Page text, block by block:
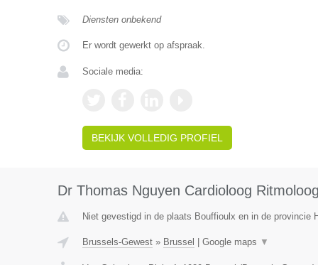
Diensten onbekend
Er wordt gewerkt op afspraak.
Sociale media:
BEKIJK VOLLEDIG PROFIEL
Dr Thomas Nguyen Cardioloog Ritmoloog
Niet gevestigd in de plaats Bouffioulx en in de provincie
Brussels-Gewest» Brussel Google maps ▼